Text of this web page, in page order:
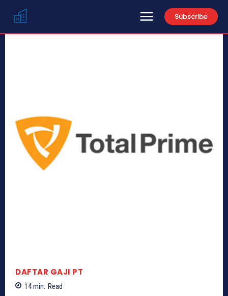
Subscribe
DAFTAR GAJI PT
14min. Read